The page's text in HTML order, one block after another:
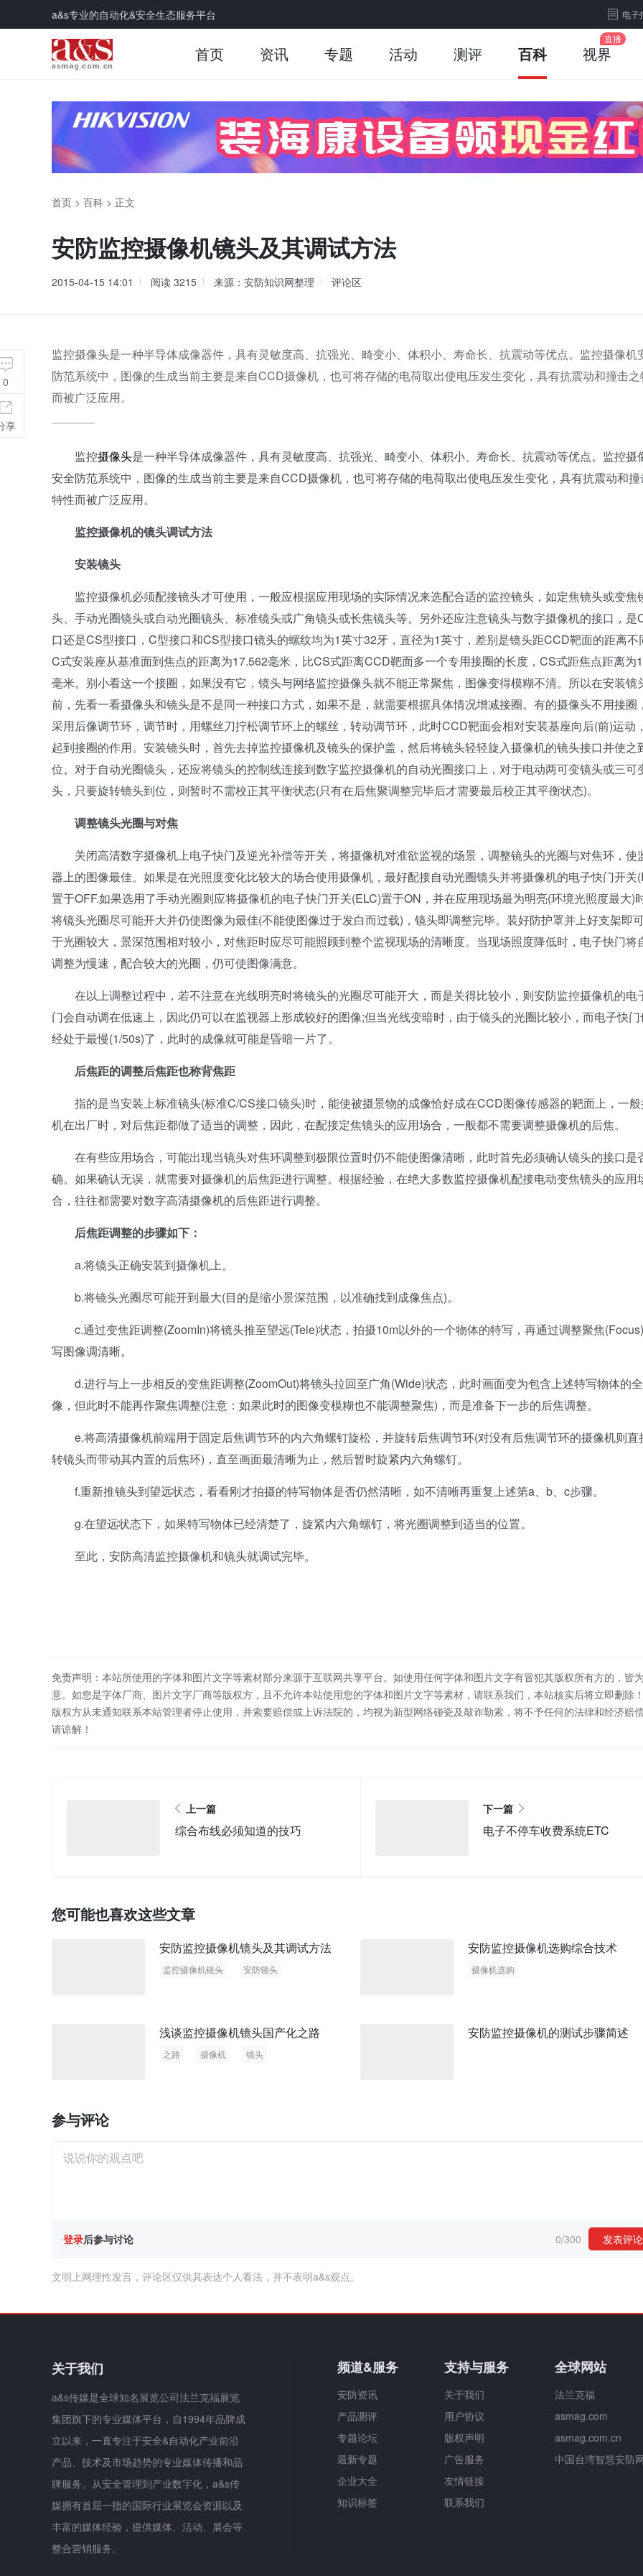
a&s专业的自动化&安全生态服务平台 电子
首页 资讯 专题 活动 测评 百科 视界
首页 > 百科 > 正文
安防监控摄像机镜头及其调试方法
2015-04-15 14:01 阅读 3215 来源：安防知识网整理 评论区
监控摄像头是一种半导体成像器件，具有灵敏度高、抗强光、畸变小、体积小、寿命长、抗震动等优点。监控摄像机
防范系统中，图像的生成当前主要是来自CCD摄像机，也可将存储的电荷取出使电压发生变化，具有抗震动和撞击之
而被广泛应用。
监控摄像头是一种半导体成像器件，具有灵敏度高、抗强光、畸变小、体积小、寿命长、抗震动等优点。监控摄
安全防范系统中，图像的生成当前主要是来自CCD摄像机，也可将存储的电荷取出使电压发生变化，具有抗震动和撞
特性而被广泛应用。
监控摄像机的镜头调试方法
安装镜头
监控摄像机必须配接镜头才可使用，一般应根据应用现场的实际情况来选配合适的监控镜头，如定焦镜头或变焦
头、手动光圈镜头或自动光圈镜头、标准镜头或广角镜头或长焦镜头等。另外还应注意镜头与数字摄像机的接口，是
口还是CS型接口，C型接口和CS型接口镜头的螺纹均为1英寸32牙，直径为1英寸，差别是镜头距CCD靶面的距离不
C式安装座从基准面到焦点的距离为17.562毫米，比CS式距离CCD靶面多一个专用接圈的长度，CS式距焦点距离为
毫米。别小看这一个接圈，如果没有它，镜头与网络监控摄像头就不能正常聚焦，图像变得模糊不清。所以在安装镜
前，先看一看摄像头和镜头是不是同一种接口方式，如果不是，就需要根据具体情况增减接圈。有的摄像头不用接圈
采用后像调节环，调节时，用螺丝刀拧松调节环上的螺丝，转动调节环，此时CCD靶面会相对安装基座向后(前)运动
起到接圈的作用。安装镜头时，首先去掉监控摄像机及镜头的保护盖，然后将镜头轻轻旋入摄像机的镜头接口并使之
位。对于自动光圈镜头，还应将镜头的控制线连接到数字监控摄像机的自动光圈接口上，对于电动两可变镜头或三可
头，只要旋转镜头到位，则暂时不需校正其平衡状态(只有在后焦聚调整完毕后才需要最后校正其平衡状态)。
调整镜头光圈与对焦
关闭高清数字摄像机上电子快门及逆光补偿等开关，将摄像机对准欲监视的场景，调整镜头的光圈与对焦环，使
器上的图像最佳。如果是在光照度变化比较大的场合使用摄像机，最好配接自动光圈镜头并将摄像机的电子快门开关
置于OFF.如果选用了手动光圈则应将摄像机的电子快门开关(ELC)置于ON，并在应用现场最为明亮(环境光照度最大)
将镜头光圈尽可能开大并仍使图像为最佳(不能使图像过于发白而过载)，镜头即调整完毕。装好防护罩并上好支架即
于光圈较大，景深范围相对较小，对焦距时应尽可能照顾到整个监视现场的清晰度。当现场照度降低时，电子快门将
调整为慢速，配合较大的光圈，仍可使图像满意。
在以上调整过程中，若不注意在光线明亮时将镜头的光圈尽可能开大，而是关得比较小，则安防监控摄像机的电
门会自动调在低速上，因此仍可以在监视器上形成较好的图像;但当光线变暗时，由于镜头的光圈比较小，而电子快门
经处于最慢(1/50s)了，此时的成像就可能是昏暗一片了。
后焦距的调整后焦距也称背焦距
指的是当安装上标准镜头(标准C/CS接口镜头)时，能使被摄景物的成像恰好成在CCD图像传感器的靶面上，一般
机在出厂时，对后焦距都做了适当的调整，因此，在配接定焦镜头的应用场合，一般都不需要调整摄像机的后焦。
在有些应用场合，可能出现当镜头对焦环调整到极限位置时仍不能使图像清晰，此时首先必须确认镜头的接口是
确。如果确认无误，就需要对摄像机的后焦距进行调整。根据经验，在绝大多数监控摄像机配接电动变焦镜头的应用
合，往往都需要对数字高清摄像机的后焦距进行调整。
后焦距调整的步骤如下：
a.将镜头正确安装到摄像机上。
b.将镜头光圈尽可能开到最大(目的是缩小景深范围，以准确找到成像焦点)。
c.通过变焦距调整(ZoomIn)将镜头推至望远(Tele)状态，拍摄10m以外的一个物体的特写，再通过调整聚焦
写图像调清晰。
d.进行与上一步相反的变焦距调整(ZoomOut)将镜头拉回至广角(Wide)状态，此时画面变为包含上述特写物体的
像，但此时不能再作聚焦调整(注意：如果此时的图像变模糊也不能调整聚焦)，而是准备下一步的后焦调整。
e.将高清摄像机前端用于固定后焦调节环的内六角螺钉旋松，并旋转后焦调节环(对没有后焦调节环的摄像机则直
转镜头而带动其内置的后焦环)，直至画面最清晰为止，然后暂时旋紧内六角螺钉。
f.重新推镜头到望远状态，看看刚才拍摄的特写物体是否仍然清晰，如不清晰再重复上述第a、b、c步骤。
g.在望远状态下，如果特写物体已经清楚了，旋紧内六角螺钉，将光圈调整到适当的位置。
至此，安防高清监控摄像机和镜头就调试完毕。
免责声明：本站所使用的字体和图片文字等素材部分来源于互联网共享平台。如使用任何字体和图片文字有冒犯其版权所有方的，皆
意。如您是字体厂商、图片文字厂商等版权方，且不允许本站使用您的字体和图片文字等素材，请联系我们，本站核实后将立即删除
版权方从未通知联系本站管理者停止使用，并索要赔偿或上诉法院的，均视为新型网络碰瓷及敲诈勒索，将不予任何的法律和经济赔
请谅解！
上一篇
综合布线必须知道的技巧
下一篇
电子不停车收费系统ETC
您可能也喜欢这些文章
安防监控摄像机镜头及其调试方法
监控摄像机镜头 安防镜头
安防监控摄像机选购综合技术
摄像机选购
浅谈监控摄像机镜头国产化之路
之路 摄像机 镜头
安防监控摄像机的测试步骤简述
参与评论
登录后参与讨论 0/300 发表评论
文明上网理性发言，评论区仅供其表达个人看法，并不表明a&s观点。
0
享
关于我们
a&s传媒是全球知名展览公司法兰克福展览
集团旗下的专业媒体平台，自1994年品牌成
立以来，一直专注于安全&自动化产业前沿
产品、技术及市场趋势的专业媒体传播和品
牌服务。从安全管理到产业数字化，a&s传
媒拥有首屈一指的国际行业展览会资源以及
丰富的媒体经验，提供媒体、活动、展会等
整合营销服务。
频道&服务
安防资讯
产品测评
专题论坛
最新专题
企业大全
知识标签
支持与服务
关于我们
用户协议
版权声明
广告服务
友情链接
联系我们
全球网站
法兰克福
asmag.com
asmag.com.cn
中国台湾智慧安防